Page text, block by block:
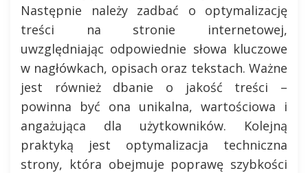
Następnie należy zadbać o optymalizację
treści na stronie internetowej,
uwzględniając odpowiednie słowa kluczowe
w nagłówkach, opisach oraz tekstach. Ważne
jest również dbanie o jakość treści –
powinna być ona unikalna, wartościowa i
angażująca dla użytkowników. Kolejną
praktyką jest optymalizacja techniczna
strony, która obejmuje poprawę szybkości